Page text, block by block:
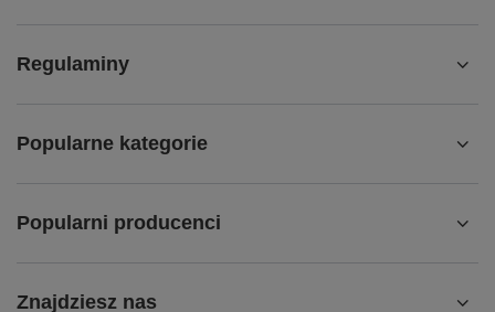
Regulaminy
Popularne kategorie
Popularni producenci
Znajdziesz nas